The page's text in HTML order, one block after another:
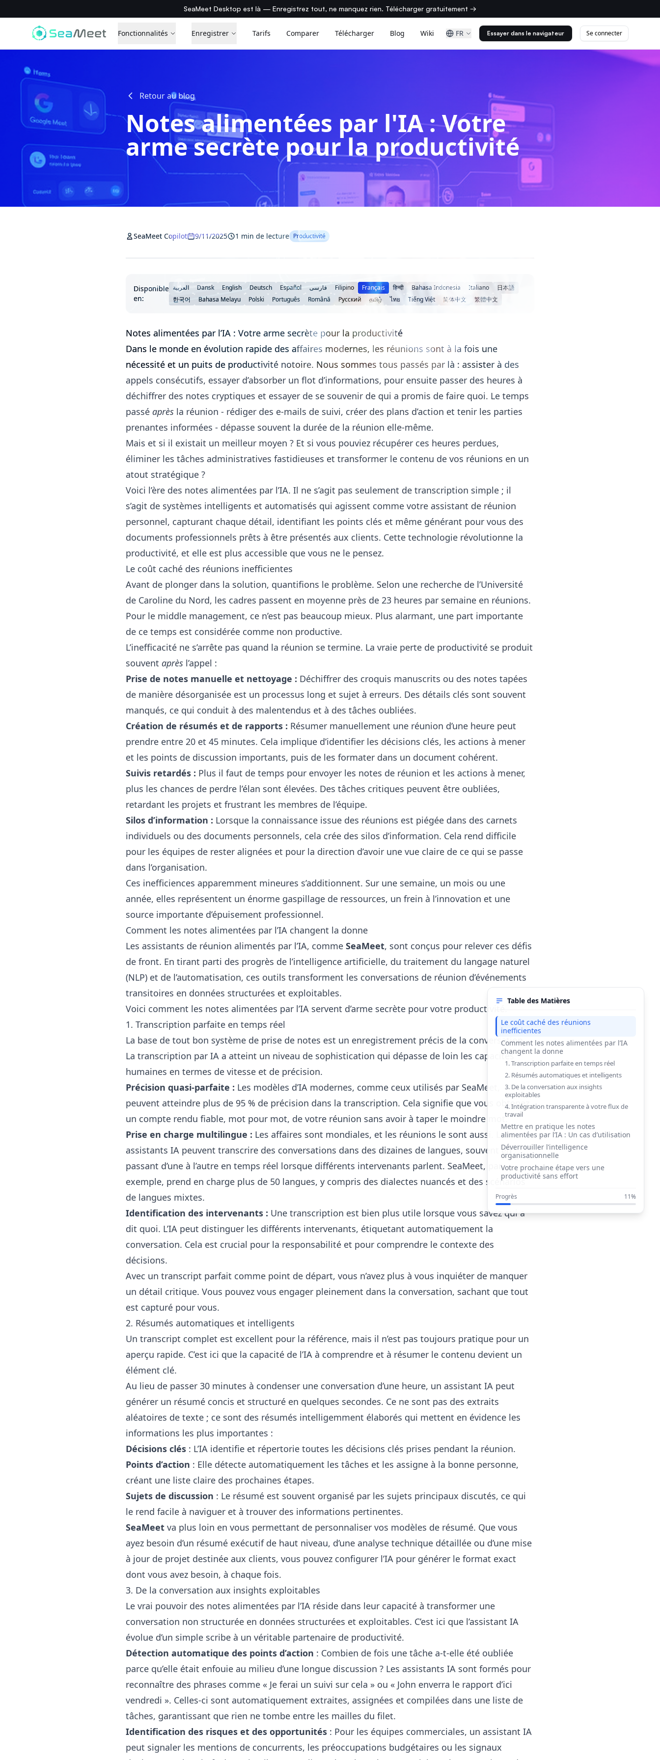
SeaMeet Desktop est là — Enregistrez tout, ne manquez rien. Télécharger gratuitement →
Fonctionnalités Enregistrer Tarifs Comparer Télécharger Blog Wiki FR Essayer dans le navigateur Se connecter
Retour au blog
Notes alimentées par l'IA : Votre
arme secrète pour la productivité
SeaMeet Copilot 9/11/2025 1 min de lecture Productivité
Disponible
en:
العربية Dansk English Deutsch Español فارسی Filipino Français हिन्दी Bahasa Indonesia Italiano
日本語
한국어
Bahasa Melayu Polski Português Română Русский தமிழ் ไทย Tiếng Việt 简体中文 繁體中文
Table des Matières
Le coût caché des réunions
inefficientes
Comment les notes alimentées par l’IA
changent la donne
1. Transcription parfaite en temps réel
2. Résumés automatiques et intelligents
3. De la conversation aux insights
exploitables
4. Intégration transparente à votre flux de
travail
Mettre en pratique les notes
alimentées par l’IA : Un cas d’utilisation
Déverrouiller l’intelligence
organisationnelle
Votre prochaine étape vers une
productivité sans effort
Progrès 11%
Notes alimentées par l’IA : Votre arme secrète pour la productivité
Dans le monde en évolution rapide des affaires modernes, les réunions sont à la fois une
nécessité et un puits de productivité notoire. Nous sommes tous passés par là : assister à des
appels consécutifs, essayer d’absorber un flot d’informations, pour ensuite passer des heures à
déchiffrer des notes cryptiques et essayer de se souvenir de qui a promis de faire quoi. Le temps
passé après la réunion - rédiger des e-mails de suivi, créer des plans d’action et tenir les parties
prenantes informées - dépasse souvent la durée de la réunion elle-même.
Mais et si il existait un meilleur moyen ? Et si vous pouviez récupérer ces heures perdues,
éliminer les tâches administratives fastidieuses et transformer le contenu de vos réunions en un
atout stratégique ?
Voici l’ère des notes alimentées par l’IA. Il ne s’agit pas seulement de transcription simple ; il
s’agit de systèmes intelligents et automatisés qui agissent comme votre assistant de réunion
personnel, capturant chaque détail, identifiant les points clés et même générant pour vous des
documents professionnels prêts à être présentés aux clients. Cette technologie révolutionne la
productivité, et elle est plus accessible que vous ne le pensez.
Le coût caché des réunions inefficientes
Avant de plonger dans la solution, quantifions le problème. Selon une recherche de l’Université
de Caroline du Nord, les cadres passent en moyenne près de 23 heures par semaine en réunions.
Pour le middle management, ce n’est pas beaucoup mieux. Plus alarmant, une part importante
de ce temps est considérée comme non productive.
L’inefficacité ne s’arrête pas quand la réunion se termine. La vraie perte de productivité se produit
souvent après l’appel :
Prise de notes manuelle et nettoyage : Déchiffrer des croquis manuscrits ou des notes tapées
de manière désorganisée est un processus long et sujet à erreurs. Des détails clés sont souvent
manqués, ce qui conduit à des malentendus et à des tâches oubliées.
Création de résumés et de rapports : Résumer manuellement une réunion d’une heure peut
prendre entre 20 et 45 minutes. Cela implique d’identifier les décisions clés, les actions à mener
et les points de discussion importants, puis de les formater dans un document cohérent.
Suivis retardés : Plus il faut de temps pour envoyer les notes de réunion et les actions à mener,
plus les chances de perdre l’élan sont élevées. Des tâches critiques peuvent être oubliées,
retardant les projets et frustrant les membres de l’équipe.
Silos d’information : Lorsque la connaissance issue des réunions est piégée dans des carnets
individuels ou des documents personnels, cela crée des silos d’information. Cela rend difficile
pour les équipes de rester alignées et pour la direction d’avoir une vue claire de ce qui se passe
dans l’organisation.
Ces inefficiences apparemment mineures s’additionnent. Sur une semaine, un mois ou une
année, elles représentent un énorme gaspillage de ressources, un frein à l’innovation et une
source importante d’épuisement professionnel.
Comment les notes alimentées par l’IA changent la donne
Les assistants de réunion alimentés par l’IA, comme SeaMeet, sont conçus pour relever ces défis
de front. En tirant parti des progrès de l’intelligence artificielle, du traitement du langage naturel
(NLP) et de l’automatisation, ces outils transforment les conversations de réunion d’événements
transitoires en données structurées et exploitables.
Voici comment les notes alimentées par l’IA servent d’arme secrète pour votre productivité.
1. Transcription parfaite en temps réel
La base de tout bon système de prise de notes est un enregistrement précis de la conversation.
La transcription par IA a atteint un niveau de sophistication qui dépasse de loin les capacités
humaines en termes de vitesse et de précision.
Précision quasi-parfaite : Les modèles d’IA modernes, comme ceux utilisés par SeaMeet,
peuvent atteindre plus de 95 % de précision dans la transcription. Cela signifie que vous obtenez
un compte rendu fiable, mot pour mot, de votre réunion sans avoir à taper le moindre mot.
Prise en charge multilingue : Les affaires sont mondiales, et les réunions le sont aussi. Les
assistants IA peuvent transcrire des conversations dans des dizaines de langues, souvent en
passant d’une à l’autre en temps réel lorsque différents intervenants parlent. SeaMeet, par
exemple, prend en charge plus de 50 langues, y compris des dialectes nuancés et des scénarios
de langues mixtes.
Identification des intervenants : Une transcription est bien plus utile lorsque vous savez qui a
dit quoi. L’IA peut distinguer les différents intervenants, étiquetant automatiquement la
conversation. Cela est crucial pour la responsabilité et pour comprendre le contexte des
décisions.
Avec un transcript parfait comme point de départ, vous n’avez plus à vous inquiéter de manquer
un détail critique. Vous pouvez vous engager pleinement dans la conversation, sachant que tout
est capturé pour vous.
2. Résumés automatiques et intelligents
Un transcript complet est excellent pour la référence, mais il n’est pas toujours pratique pour un
aperçu rapide. C’est ici que la capacité de l’IA à comprendre et à résumer le contenu devient un
élément clé.
Au lieu de passer 30 minutes à condenser une conversation d’une heure, un assistant IA peut
générer un résumé concis et structuré en quelques secondes. Ce ne sont pas des extraits
aléatoires de texte ; ce sont des résumés intelligemment élaborés qui mettent en évidence les
informations les plus importantes :
Décisions clés : L’IA identifie et répertorie toutes les décisions clés prises pendant la réunion.
Points d’action : Elle détecte automatiquement les tâches et les assigne à la bonne personne,
créant une liste claire des prochaines étapes.
Sujets de discussion : Le résumé est souvent organisé par les sujets principaux discutés, ce qui
le rend facile à naviguer et à trouver des informations pertinentes.
SeaMeet va plus loin en vous permettant de personnaliser vos modèles de résumé. Que vous
ayez besoin d’un résumé exécutif de haut niveau, d’une analyse technique détaillée ou d’une mise
à jour de projet destinée aux clients, vous pouvez configurer l’IA pour générer le format exact
dont vous avez besoin, à chaque fois.
3. De la conversation aux insights exploitables
Le vrai pouvoir des notes alimentées par l’IA réside dans leur capacité à transformer une
conversation non structurée en données structurées et exploitables. C’est ici que l’assistant IA
évolue d’un simple scribe à un véritable partenaire de productivité.
Détection automatique des points d’action : Combien de fois une tâche a-t-elle été oubliée
parce qu’elle était enfouie au milieu d’une longue discussion ? Les assistants IA sont formés pour
reconnaître des phrases comme « Je ferai un suivi sur cela » ou « John enverra le rapport d’ici
vendredi ». Celles-ci sont automatiquement extraites, assignées et compilées dans une liste de
tâches, garantissant que rien ne tombe entre les mailles du filet.
Identification des risques et des opportunités : Pour les équipes commerciales, un assistant IA
peut signaler les mentions de concurrents, les préoccupations budgétaires ou les signaux